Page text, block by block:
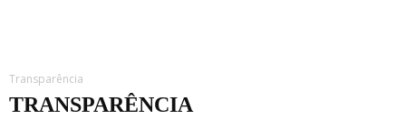
Transparência
TRANSPARÊNCIA